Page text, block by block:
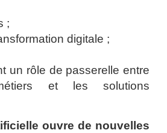
;
digitale ;
un rôle de passerelle entre
et les solutions
ouvre de nouvelles